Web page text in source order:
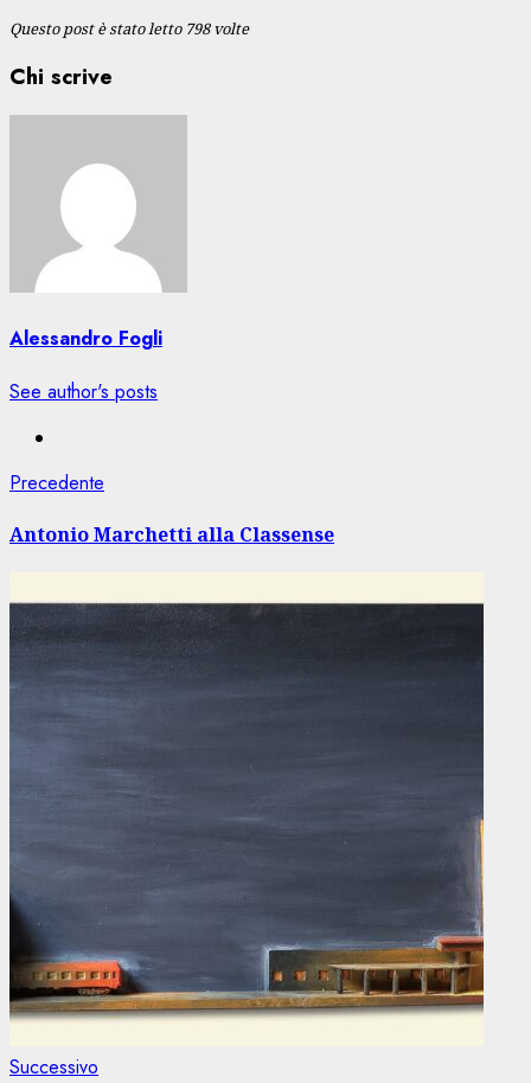
Questo post è stato letto 798 volte
Chi scrive
Alessandro Fogli
See author's posts
Navigazione
articolo
Precedente
Antonio Marchetti alla Classense
Successivo